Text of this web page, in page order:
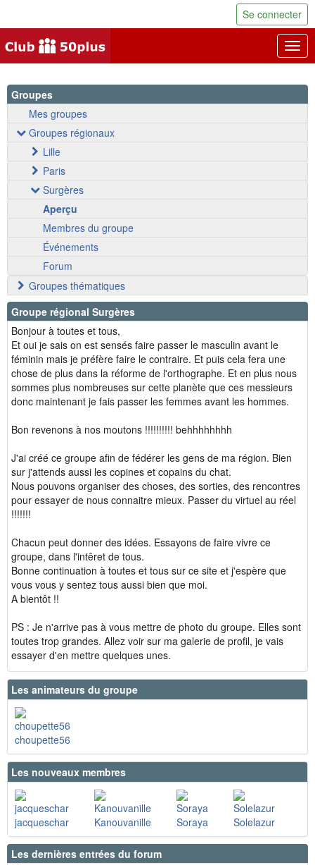
Se connecter
Groupes
Mes groupes
Groupes régionaux
Lille
Paris
Surgères
Aperçu
Membres du groupe
Événements
Forum
Groupes thématiques
Groupe régional Surgères
Bonjour à toutes et tous,
Et oui je sais on est sensés faire passer le masculin avant le
féminin mais je préfère faire le contraire. Et puis cela fera une
chose de plus dans la réforme de l'orthographe. Et en plus nous
sommes plus nombreuses sur cette planète que ces messieurs
donc maintenant je fais passer les femmes avant les hommes.
Bon revenons à nos moutons !!!!!!!!!! behhhhhhhh
J'ai créé ce groupe afin de fédérer les gens de ma région. Bien
sur j'attends aussi les copines et copains du chat.
Nous pouvons organiser des choses, des sorties, des rencontres
pour essayer de nous connaitre mieux. Passer du virtuel au réel
!!!!!!!
Chacun peut donner des idées. Essayons de faire vivre ce
groupe, dans l'intêret de tous.
Bonne continuation à toutes et tous sur ce site et j'espère que
vous vous y sentez tous aussi bien que moi.
A bientôt !!
PS : Je n'arrive pas à vous mettre de photo du groupe. Elles sont
toutes trop grandes. Allez voir sur ma galerie de profil, je vais
essayer d'en mettre quelques unes.
Les animateurs du groupe
choupette56
Les nouveaux membres
jacqueschar Kanouvanille Soraya Solelazur
Les dernières entrées du forum